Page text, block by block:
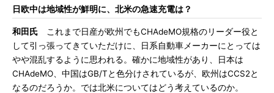
日欧中は地域性が鮮明に、北米の急速充電は？
和田氏 これまで日産が欧州でもCHAdeMO規格のリーダー役と
して引っ張ってきていただけに、日系自動車メーカーにとっては
やや混乱するように思われる。確かに地域性があり、日本は
CHAdeMO、中国はGB/Tと色分けされているが、欧州はCCS2と
なるのだろうか。では北米についてはどう考えているのか。